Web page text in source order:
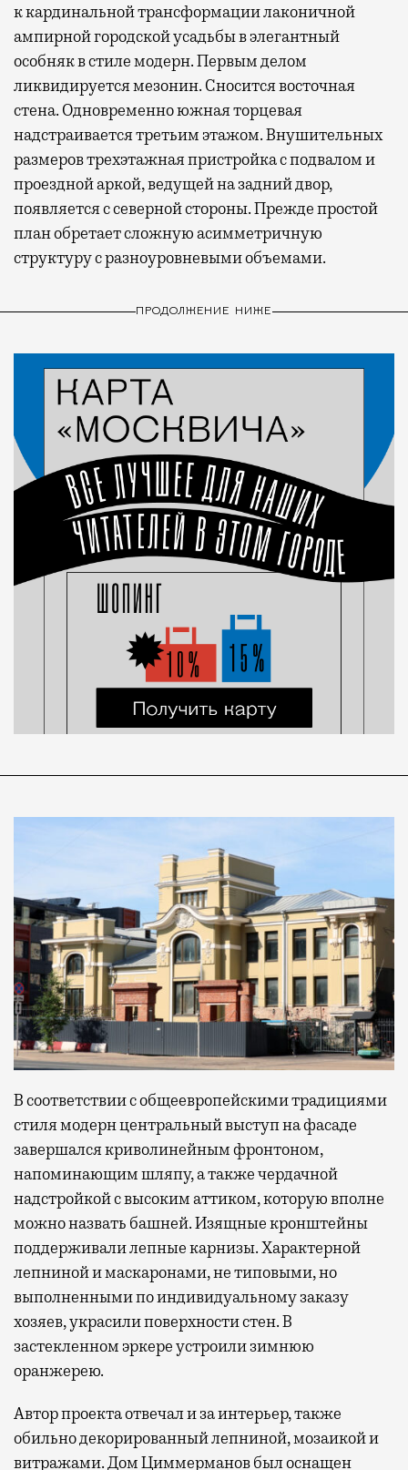
к кардинальной трансформации лаконичной
ампирной городской усадьбы в элегантный
особняк в стиле модерн. Первым делом
ликвидируется мезонин. Сносится восточная
стена. Одновременно южная торцевая
надстраивается третьим этажом. Внушительных
размеров трехэтажная пристройка с подвалом и
проездной аркой, ведущей на задний двор,
появляется с северной стороны. Прежде простой
план обретает сложную асимметричную
структуру с разноуровневыми объемами.
ПРОДОЛЖЕНИЕ НИЖЕ
В соответствии с общеевропейскими традициями
стиля модерн центральный выступ на фасаде
завершался криволинейным фронтоном,
напоминающим шляпу, а также чердачной
надстройкой с высоким аттиком, которую вполне
можно назвать башней. Изящные кронштейны
поддерживали лепные карнизы. Характерной
лепниной и маскаронами, не типовыми, но
выполненными по индивидуальному заказу
хозяев, украсили поверхности стен. В
застекленном эркере устроили зимнюю
оранжерею.
Автор проекта отвечал и за интерьер, также
обильно декорированный лепниной, мозаикой и
витражами. Дом Циммерманов был оснащен